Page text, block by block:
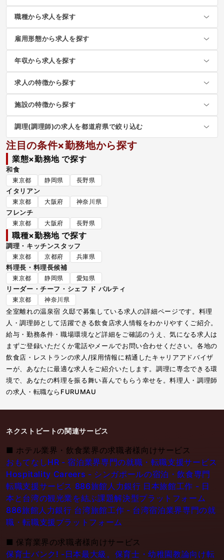
職種から求人を探す
雇用形態から求人を探す
年収から求人を探す
求人の特徴から探す
施設の特徴から探す
調理(調理師)の求人を都道府県で絞り込む
注目の条件×勤務地から探す
業態×勤務地 で探す
和食
東京都 静岡県 長野県
イタリアン
東京都 大阪府 神奈川県
フレンチ
東京都 大阪府 長野県
職種×勤務地 で探す
調理・キッチンスタッフ
東京都 京都府 兵庫県
料理長・料理長候補
東京都 静岡県 愛知県
リーダー・チーフ・シェフ ド パルティ
東京都 神奈川県
全室離れの温泉宿 久邸で募集している求人の詳細ページです。料理
人・調理師として活躍できる飲食店求人情報をわかりやすくご紹介。
給与・勤務条件・職場環境など詳細をご確認のうえ、気になる求人は
まずご登録いただくか電話やメールでお問い合わせください。各地の
飲食店・レストランの求人/採用情報に精通したキャリアアドバイザ
ーが、あなたに最適な求人をご紹介いたします。調理に専念できる環
境で、あなたの料理を振る舞い喜んでもらう幸せを。料理人・調理師
の求人・転職ならFURUMAU
ネクストビートの関連サービス
■ ホテル業界・飲食業界の求職者様向けサービス
おもてなしHR - 宿泊業界専門の就職・転職支援サービス
Hospitality Careers - シンガポールの宿泊・飲食専門
転職支援サービス 886旅館人力銀行 日本旅館工作 - 日
本と台湾の観光業を結ぶ課題解決型プラットフォーム
886旅館人力銀行 台湾旅館工作 - 台湾宿泊業界専門の就
職・転職支援プラットフォーム
■ 保育業界の求職者様向けサービス
保育士バンク! -日本最大級。保育士・幼稚園教論向け転